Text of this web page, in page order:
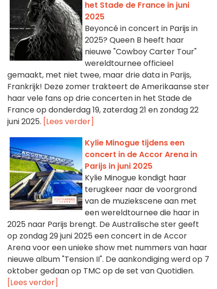
het Stade de France in juni
2025
Beyoncé in concert in Parijs in
2025? Queen B heeft haar
nieuwe "Cowboy Carter Tour"
wereldtournee officieel
gemaakt, met niet twee, maar drie data in Parijs,
Frankrijk! Deze zomer trakteert de Amerikaanse ster
haar vele fans op drie concerten in het Stade de
France op donderdag 19, zaterdag 21 en zondag 22
juni 2025. [Lees verder]
Kylie Minogue tijdens een
concert in de Accor Arena in
Parijs in juni 2025
Kylie Minogue kondigt haar
terugkeer naar de voorgrond
van de muziekscene aan met
een wereldtournee die haar in
2025 naar Parijs brengt. De Australische ster geeft
op zondag 29 juni 2025 een concert in de Accor
Arena voor een unieke show met nummers van haar
nieuwe album "Tension II". De aankondiging werd op 7
oktober gedaan op TMC op de set van Quotidien.
[Lees verder]